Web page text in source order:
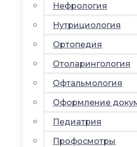
Нефрология
Нутрициология
Ортопедия
Отоларингология
Офтальмология
Оформление
Педиатрия
Профосмотры